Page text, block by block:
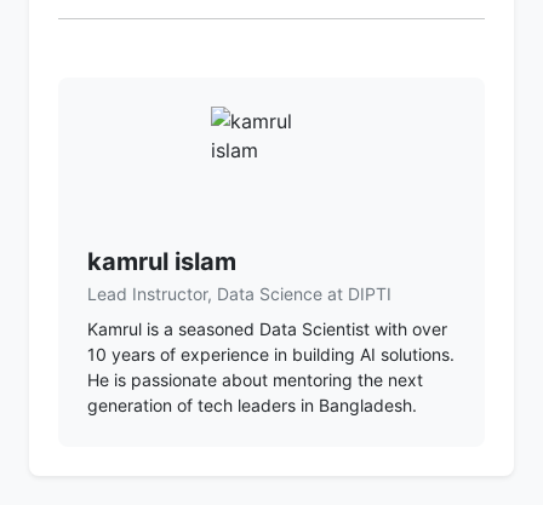
kamrul islam
Lead Instructor, Data Science at DIPTI
Kamrul is a seasoned Data Scientist with over
10 years of experience in building AI solutions.
He is passionate about mentoring the next
generation of tech leaders in Bangladesh.